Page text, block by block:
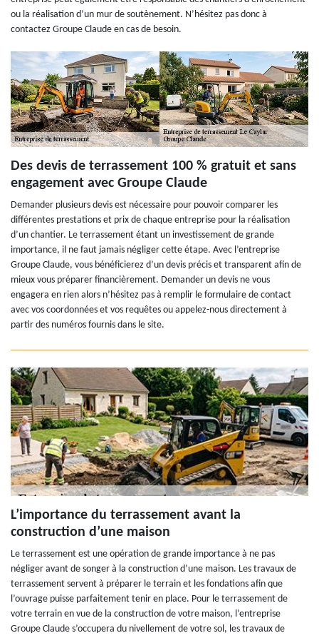
ou la réalisation d’un mur de soutènement. N’hésitez pas donc à
contactez Groupe Claude en cas de besoin.
Des devis de terrassement 100 % gratuit et sans
engagement avec Groupe Claude
Demander plusieurs devis est nécessaire pour pouvoir comparer les
différentes prestations et prix de chaque entreprise pour la réalisation
d’un chantier. Le terrassement étant un investissement de grande
importance, il ne faut jamais négliger cette étape. Avec l’entreprise
Groupe Claude, vous bénéficierez d’un devis précis et transparent afin de
mieux vous préparer financièrement. Demander un devis ne vous
engagera en rien alors n’hésitez pas à remplir le formulaire de contact
avec vos coordonnées et vos requêtes ou appelez-nous directement à
partir des numéros fournis dans le site.
L’importance du terrassement avant la
construction d’une maison
Le terrassement est une opération de grande importance à ne pas
négliger avant de songer à la construction d’une maison. Les travaux de
terrassement servent à préparer le terrain et les fondations afin que
l’ouvrage puisse parfaitement tenir en place. Pour le terrassement de
votre terrain en vue de la construction de votre maison, l’entreprise
Groupe Claude s’occupera du nivellement de votre sol, les travaux de